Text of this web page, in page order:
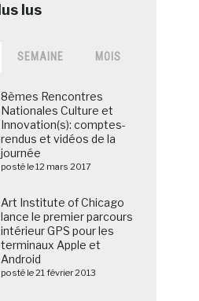
SEMAINE MOIS
8èmes Rencontres
Nationales Culture et
Innovation(s): comptes-
rendus et vidéos de la
journée
posté le 12 mars 2017
Art Institute of Chicago
lance le premier parcours
intérieur GPS pour les
terminaux Apple et
Android
posté le 21 février 2013